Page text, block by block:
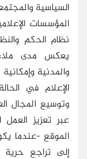
السياسية
المؤسسات
نظام الحكم
يعكس مدى
والمدنية
الإعلام في
وتوسيع المجال
عبر تعزيز
الموقع -عندما
إلى تراجع حرية